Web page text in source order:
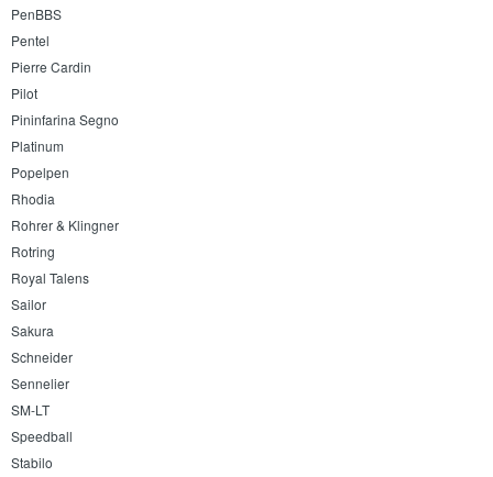
PenBBS
Pentel
Pierre Cardin
Pilot
Pininfarina Segno
Platinum
Popelpen
Rhodia
Rohrer & Klingner
Rotring
Royal Talens
Sailor
Sakura
Schneider
Sennelier
SM-LT
Speedball
Stabilo